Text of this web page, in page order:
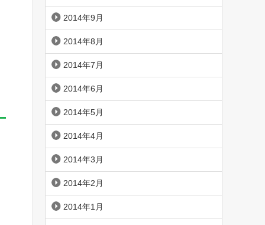
2014年9月
2014年8月
2014年7月
2014年6月
2014年5月
2014年4月
2014年3月
2014年2月
2014年1月